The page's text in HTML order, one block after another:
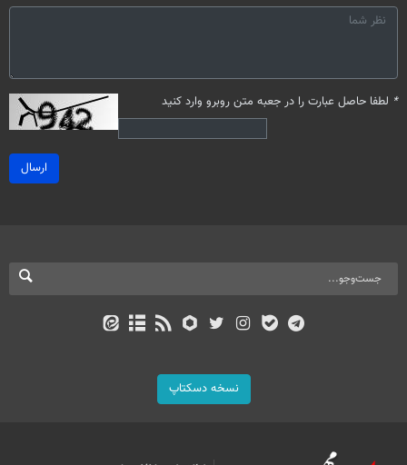
* لطفا حاصل عبارت را در جعبه متن روبرو وارد کنید
ارسال
نسخه دسکتاپ